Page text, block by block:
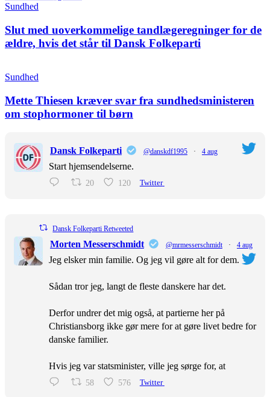
Sundhed
Slut med uoverkommelige tandlægeregninger for de
ældre, hvis det står til Dansk Folkeparti
Sundhed
Mette Thiesen kræver svar fra sundhedsministeren
om stophormoner til børn
Dansk Folkeparti @danskdf1995 · 4 aug
Start hjemsendelserne.
20 120 Twitter
Dansk Folkeparti Retweeted
Morten Messerschmidt @mrmesserschmidt · 4 aug
Jeg elsker min familie. Og jeg vil gøre alt for dem.
Sådan tror jeg, langt de fleste danskere har det.
Derfor undrer det mig også, at partierne her på
Christiansborg ikke gør mere for at gøre livet bedre for
danske familier.
Hvis jeg var statsminister, ville jeg sørge for, at
58 576 Twitter